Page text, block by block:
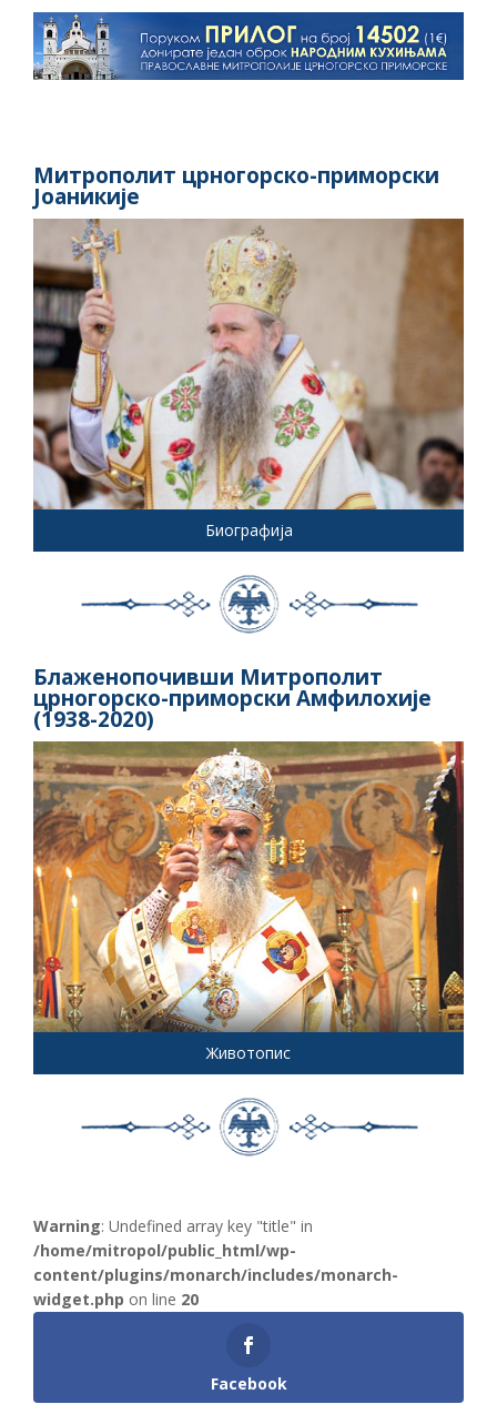
Митрополит црногорско-приморски
Јоаникије
Биографија
Блаженопочивши Митрополит
црногорско-приморски Амфилохије
(1938-2020)
Животопис
Warning: Undefined array key "title" in
/home/mitropol/public_html/wp-
content/plugins/monarch/includes/monarch-
widget.php on line 20
Facebook